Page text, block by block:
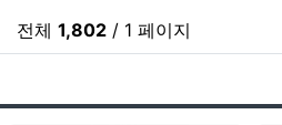
전체 1,802 / 1 페이지